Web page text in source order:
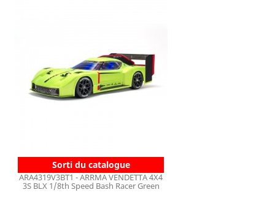
Sorti du catalogue
ARA4319V3BT1 - ARRMA VENDETTA 4X4
3S BLX 1/8th Speed Bash Racer Green